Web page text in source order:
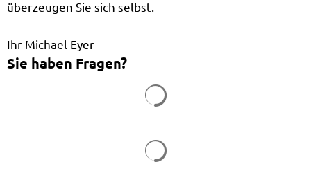
überzeugen Sie sich selbst.
Ihr Michael Eyer
Sie haben Fragen?